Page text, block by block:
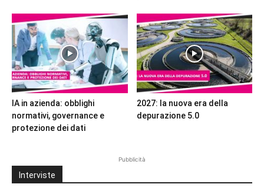
IA in azienda: obblighi
normativi, governance e
protezione dei dati
2027: la nuova era della
depurazione 5.0
Pubblicità
Interviste